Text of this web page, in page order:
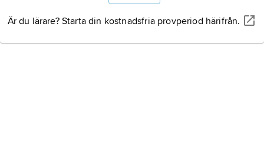
Är du lärare? Starta din kostnadsfria provperiod härifrån.